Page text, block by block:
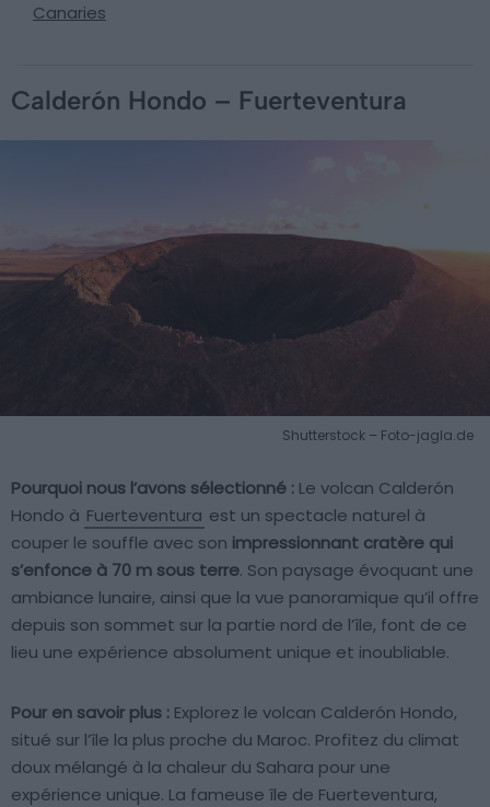
Canaries
Calderón Hondo – Fuerteventura
Shutterstock – Foto-jagla.de
Pourquoi nous l’avons sélectionné : Le volcan Calderón
Hondo à Fuerteventura est un spectacle naturel à
couper le souffle avec son impressionnant cratère qui
s’enfonce à 70 m sous terre. Son paysage évoquant une
ambiance lunaire, ainsi que la vue panoramique qu’il offre
depuis son sommet sur la partie nord de l’île, font de ce
lieu une expérience absolument unique et inoubliable.
Pour en savoir plus : Explorez le volcan Calderón Hondo,
situé sur l’île la plus proche du Maroc. Profitez du climat
doux mélangé à la chaleur du Sahara pour une
expérience unique. La fameuse île de Fuerteventura,